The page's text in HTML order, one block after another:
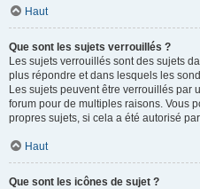
Haut
Que sont les sujets verrouillés ?
Les sujets verrouillés sont des sujets
plus répondre et dans lesquels les
Les sujets peuvent être verrouillés par
forum pour de multiples raisons. Vous
propres sujets, si cela a été autorisé
Haut
Que sont les icônes de sujet ?